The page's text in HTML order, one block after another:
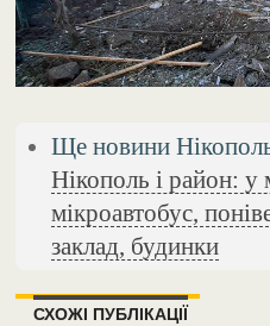
Ще новини
Нікополь і район: у
мікроавтобус,
заклад, будинки
СХОЖІ ПУБЛІКАЦІЇ